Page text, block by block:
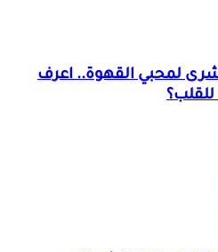
لمحبي القهوة.. اعرف
للقلب؟